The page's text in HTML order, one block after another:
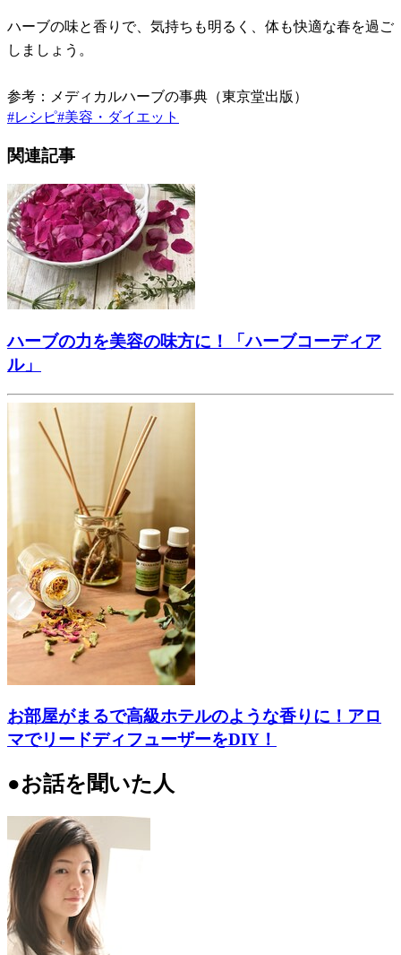
ハーブの味と香りで、気持ちも明るく、体も快適な春を過ご
しましょう。
参考：メディカルハーブの事典（東京堂出版）
#レシピ#美容・ダイエット
関連記事
ハーブの力を美容の味方に！「ハーブコーディア
ル」
お部屋がまるで高級ホテルのような香りに！アロ
マでリードディフューザーをDIY！
●お話を聞いた人